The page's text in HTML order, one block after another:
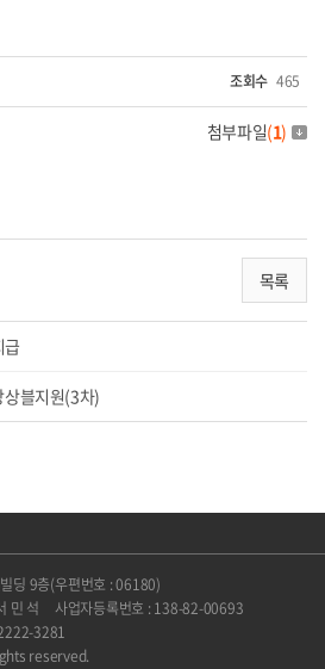
조회수 465
첨부파일(1)
목록
급
블지원(3차)
딩 9층(우편번호 : 06180)
민 석
사업자등록번호 : 138-82-00693
3281
reserved.